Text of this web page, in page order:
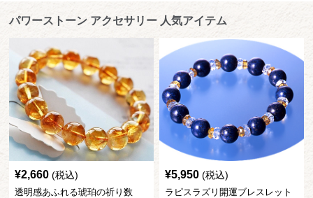
パワーストーン アクセサリー 人気アイテム
¥2,660 (税込)
透明感あふれる琥珀の祈り数
¥5,950 (税込)
ラピスラズリ開運ブレスレット